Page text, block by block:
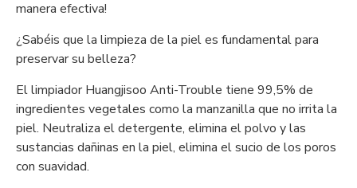
manera efectiva!
¿Sabéis que la limpieza de la piel es fundamental para
preservar su belleza?
El limpiador Huangjisoo Anti-Trouble tiene 99,5% de
ingredientes vegetales como la manzanilla que no irrita la
piel. Neutraliza el detergente, elimina el polvo y las
sustancias dañinas en la piel, elimina el sucio de los poros
con suavidad.